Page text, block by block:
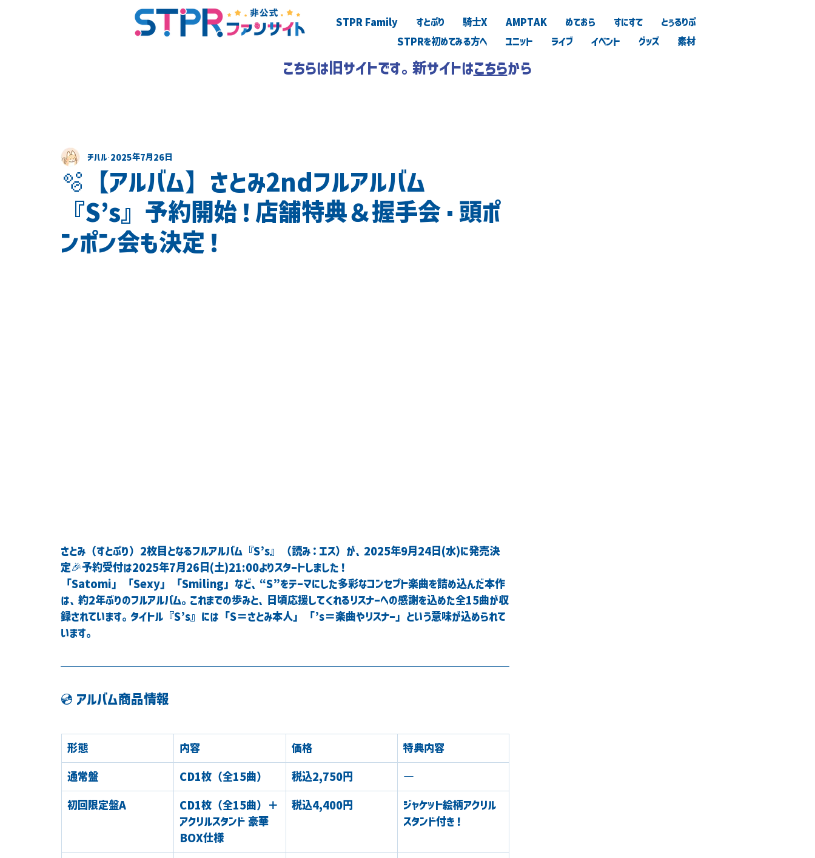
STPR Family すとぷり 騎士X AMPTAK めておら すにすて
とぅるりぷ
STPRを初めてみる方へ
ユニット ライブ イベント グッズ 素材
こちらは旧サイトです。新サイトはこちらから
🫧【アルバム】さとみ2ndフルアルバム
『S’s』予約開始！店舗特典＆握手会・頭ポ
ンポン会も決定！
チハル 2025年7月26日
さとみ（すとぷり）2枚目となるフルアルバム『S’s』（読み：エス）が、2025年9月24日(水)に発売決
定🎉予約受付は2025年7月26日(土)21:00よりスタートしました！
「Satomi」「Sexy」「Smiling」など、“S”をテーマにした多彩なコンセプト楽曲を詰め込んだ本作
は、約2年ぶりのフルアルバム。これまでの歩みと、日頃応援してくれるリスナーへの感謝を込めた全15曲が収
録されています。タイトル『S’s』には「S＝さとみ本人」「’s＝楽曲やリスナー」という意味が込められて
います。
💿 アルバム商品情報
形態 内容 価格
特典内容
通常盤
CD1枚（全15曲） 税込2,750円
―
初回限定盤A
CD1枚（全15曲）＋
アクリルスタンド 豪華
BOX仕様
税込4,400円
ジャケット絵柄アクリル
スタンド付き！